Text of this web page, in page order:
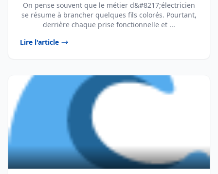
On pense souvent que le métier d&#8217;électricien
se résume à brancher quelques fils colorés. Pourtant,
derrière chaque prise fonctionnelle et ...
Lire l'article